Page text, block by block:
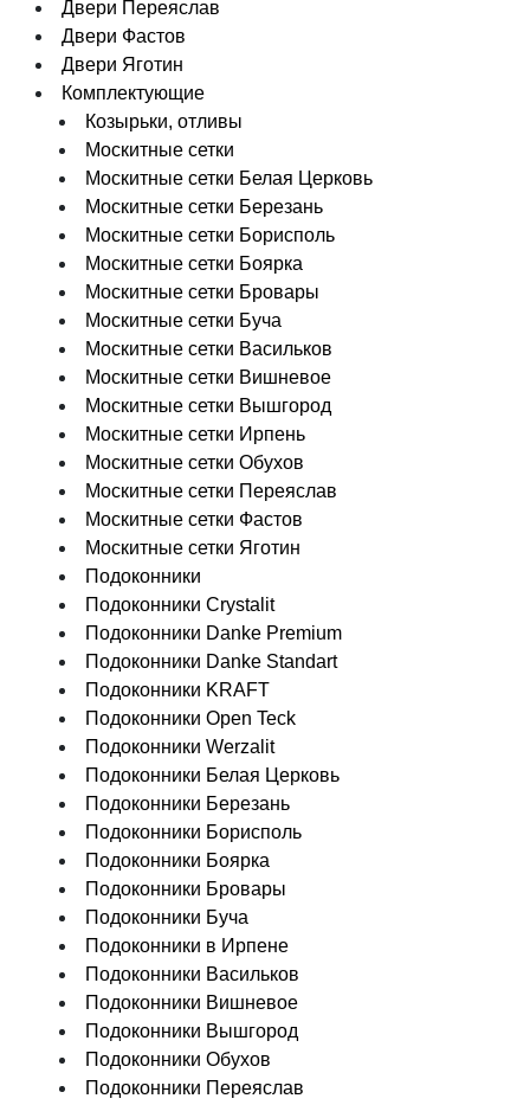
Двери Переяслав
Двери Фастов
Двери Яготин
Комплектующие
Козырьки, отливы
Москитные сетки
Москитные сетки Белая Церковь
Москитные сетки Березань
Москитные сетки Борисполь
Москитные сетки Боярка
Москитные сетки Бровары
Москитные сетки Буча
Москитные сетки Васильков
Москитные сетки Вишневое
Москитные сетки Вышгород
Москитные сетки Ирпень
Москитные сетки Обухов
Москитные сетки Переяслав
Москитные сетки Фастов
Москитные сетки Яготин
Подоконники
Подоконники Crystalit
Подоконники Danke Premium
Подоконники Danke Standart
Подоконники KRAFT
Подоконники Open Teck
Подоконники Werzalit
Подоконники Белая Церковь
Подоконники Березань
Подоконники Борисполь
Подоконники Боярка
Подоконники Бровары
Подоконники Буча
Подоконники в Ирпене
Подоконники Васильков
Подоконники Вишневое
Подоконники Вышгород
Подоконники Обухов
Подоконники Переяслав